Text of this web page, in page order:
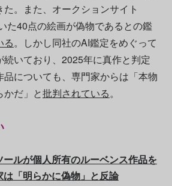
。また、オークションサイト
た40点の絵画が偽物であるとの鑑
る。しかし同社のAI鑑定をめぐって
続いており、2025年に真作と判定
品についても、専門家からは「本物
かだ」と批判されている。
ルが個人所有のルーベンス作品を
「明らかに偽物」と反論